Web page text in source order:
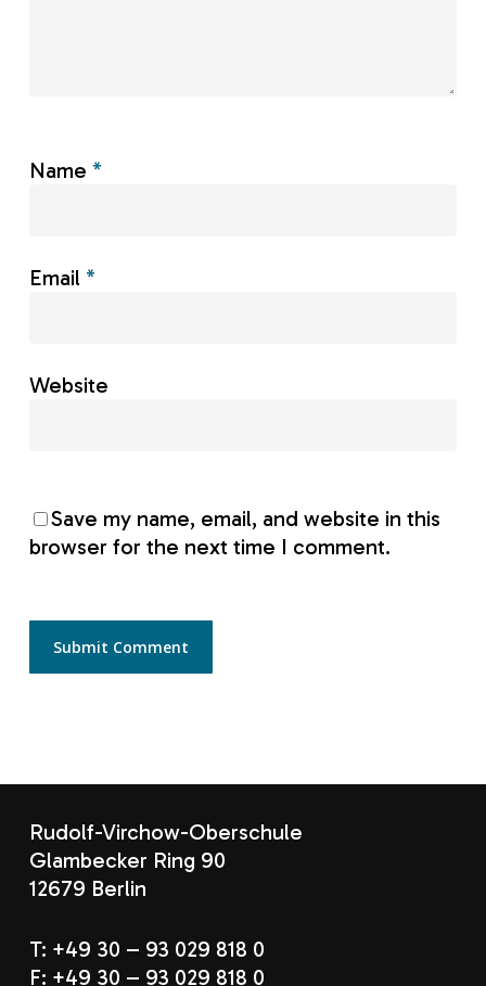
Name *
Email *
Website
Save my name, email, and website in this
browser for the next time I comment.
Rudolf-Virchow-Oberschule
Glambecker Ring 90
12679 Berlin
T: +49 30 – 93 029 818 0
F: +49 30 – 93 029 818 0